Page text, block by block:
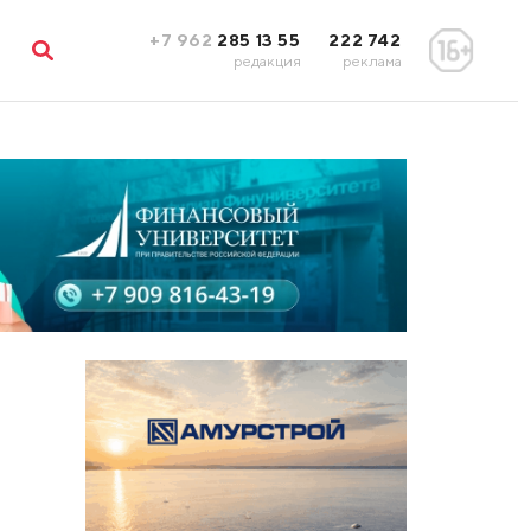
+7 962 285 13 55
редакция
222 742
реклама